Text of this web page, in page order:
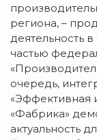
региона, –
деятельность
частью
очередь,
«Эффективная
«Фабрика»
актуальность